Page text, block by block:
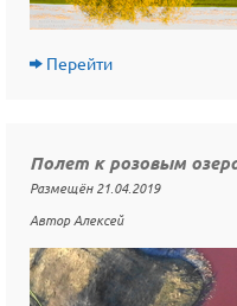
Перейти
Полет к розовым
Размещён 21.04.2019
Автор Алексей